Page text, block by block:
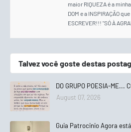
maior RIQUEZA é a
DOM e a INSPIRAÇÃO
ESCREVER!!! "SÓ À
Talvez você goste destas
DO GRUPO POESIA-ME...
August 07, 2026
Guia Patrocinio Agora